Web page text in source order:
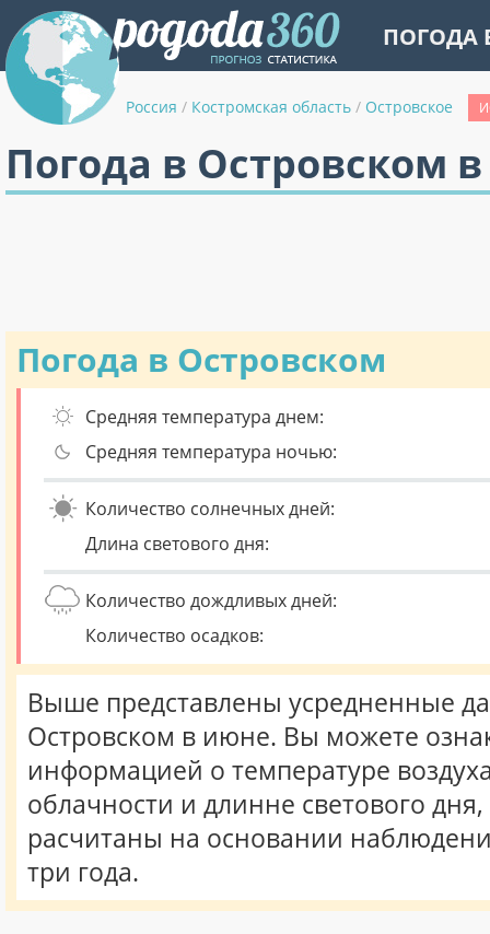
ПОГОДА
Россия / Костромская область / Островское
Погода в Островском
Погода в Островском
Средняя температура днем:
Средняя температура ночью:
Количество солнечных дней:
Длина светового дня:
Количество дождливых дней:
Количество осадков:
Выше представлены усредненные
Островском в июне. Вы можете
информацией о температуре
облачности и длинне светового
расчитаны на основании
три года.